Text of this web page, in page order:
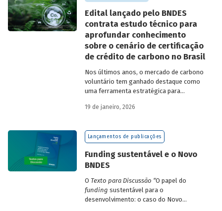
Edital lançado pelo BNDES
contrata estudo técnico para
aprofundar conhecimento
sobre o cenário de certificação
de crédito de carbono no Brasil
Nos últimos anos, o mercado de carbono
voluntário tem ganhado destaque como
uma ferramenta estratégica para
de carbono e demonstrar compromisso
19 de janeiro, 2026
Lançamentos de publicações
Funding sustentável e o Novo
BNDES
O Texto para Discussão “O papel do
funding sustentável para o
desenvolvimento: o caso do Novo